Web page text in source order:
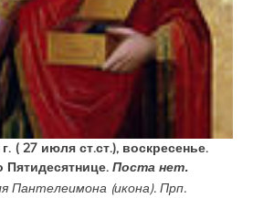
( 27 июля ст.ст.), воскресенье.
Пятидесятнице. Поста нет.
Пантелеимона(икона). Прп.